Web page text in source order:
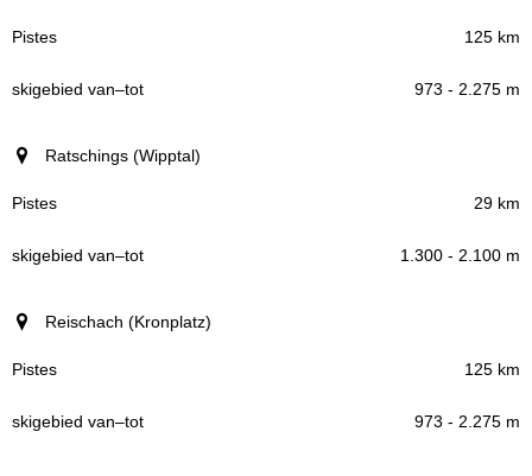
125 km
973 - 2.275 m
Ratschings (Wipptal)
29 km
1.300 - 2.100 m
Reischach (Kronplatz)
125 km
973 - 2.275 m